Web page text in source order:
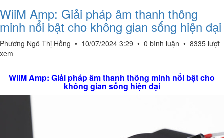
WiiM Amp: Giải pháp âm thanh thông
minh nổi bật cho không gian sống hiện đại
Phương Ngô Thị Hồng • 10/07/2024 3:29 • 0 bình luận • 8335 lượt
xem
WiiM Amp: Giải pháp âm thanh thông minh nổi bật cho
không gian sống hiện đại